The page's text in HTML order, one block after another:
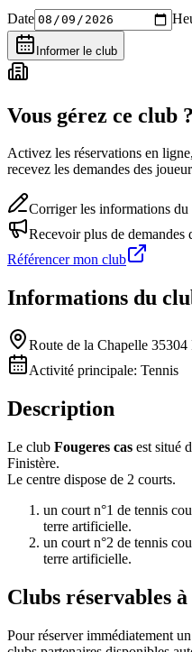
Date
Informer le club
Vous gérez ce club ?
Activez les réservations en
recevez les demandes des
Corriger les informations du
Recevoir plus de demandes
Référencer mon club
Informations du
Route de la Chapelle 35304
Activité principale: Tennis
Description
Le club Fougeres cas est situé
Finistère.
Le centre dispose de 2 courts.
un court n°1 de tennis
terre artificielle.
un court n°2 de tennis
terre artificielle.
Clubs réservables
Pour réserver immédiatement